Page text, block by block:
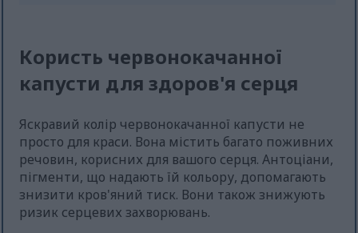
Користь червонокачанної
капусти для здоров'я серця
Яскравий колір червонокачанної капусти не
просто для краси. Вона містить багато поживних
речовин, корисних для вашого серця. Антоціани,
пігменти, що надають їй кольору, допомагають
знизити кров'яний тиск. Вони також знижують
ризик серцевих захворювань.